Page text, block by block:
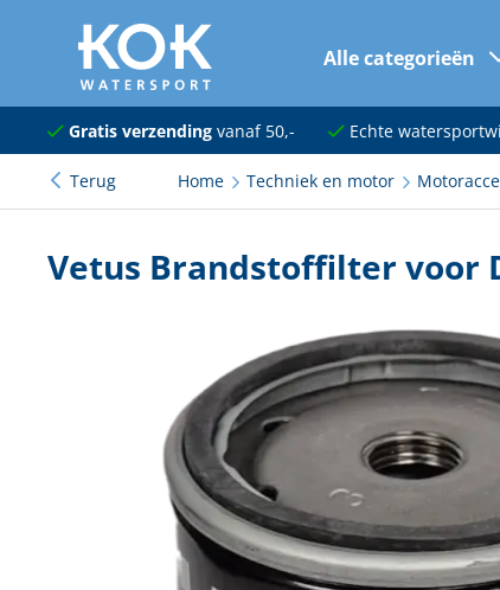
naar hoofdinhoud
Alle categorieën
Navigatie
Dekuitrusting
Kleding en schoenen
Sanitair
Kajuit en kombuis
Techniek en motor
Gratis verzendingvanaf 50,- Echte
Terug Home Techniek en motor
Vetus Brandstoffilter voor